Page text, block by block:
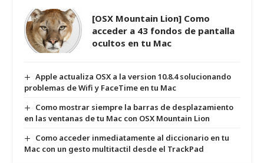
[OSX Mountain Lion] Como
acceder a 43 fondos de pantalla
ocultos en tu Mac
Apple actualiza OSX a la version 10.8.4 solucionando
problemas de Wifi y FaceTime en tu Mac
Como mostrar siempre la barras de desplazamiento
en las ventanas de tu Mac con OSX Mountain Lion
Como acceder inmediatamente al diccionario en tu
Mac con un gesto multitactil desde el TrackPad